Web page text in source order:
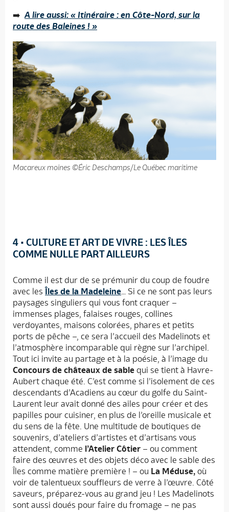
➡️A lire aussi: « Itinéraire : en Côte-Nord, sur la
route des Baleines ! »
Macareux moines ©Éric Deschamps/Le Québec maritime
4 • CULTURE ET ART DE VIVRE : LES ÎLES
COMME NULLE PART AILLEURS
Comme il est dur de se prémunir du coup de foudre
avec lesÎles de la Madeleine … Si ce ne sont pas leurs
paysages singuliers qui vous font craquer –
immenses plages, falaises rouges, collines
verdoyantes, maisons colorées, phares et petits
ports de pêche –, ce sera l’accueil des Madelinots et
l’atmosphère incomparable qui règne sur l’archipel.
Tout ici invite au partage et à la poésie, à l’image du
Concours de châteaux de sable qui se tient à Havre-
Aubert chaque été. C’est comme si l’isolement de ces
descendants d’Acadiens au cœur du golfe du Saint-
Laurent leur avait donné des ailes pour créer et des
papilles pour cuisiner, en plus de l’oreille musicale et
du sens de la fête. Une multitude de boutiques de
souvenirs, d’ateliers d’artistes et d’artisans vous
attendent, comme l’Atelier Côtier – ou comment
faire des œuvres et des objets déco avec le sable des
Îles comme matière première ! – ou La Méduse, où
voir de talentueux souffleurs de verre à l’œuvre. Côté
saveurs, préparez-vous au grand jeu ! Les Madelinots
sont aussi doués pour faire du fromage – ne pas